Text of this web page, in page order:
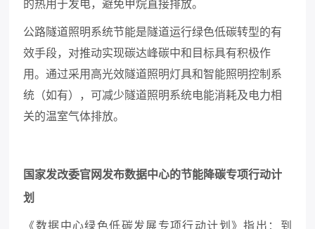
的热用于发电，避免甲烷直接排放。
公路隧道照明系统节能是隧道运行绿色低碳转型的有
效手段，对推动实现碳达峰碳中和目标具有积极作
用。通过采用高光效隧道照明灯具和智能照明控制系
统（如有），可减少隧道照明系统电能消耗及电力相
关的温室气体排放。
国家发改委官网发布数据中心的节能降碳专项行动计
划
《数据中心绿色低碳发展专项行动计划》指出：到